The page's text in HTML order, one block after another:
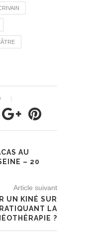
AU
– 20
Article suivant
UN KINÉ SUR
LA
?